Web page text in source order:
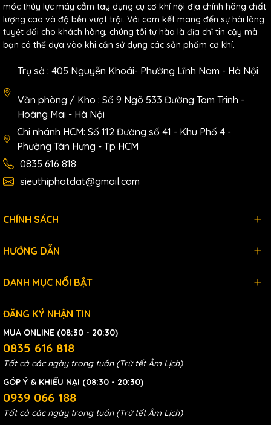
móc thủy lực máy cầm tay dụng cụ cơ khí nội địa chính hãng chất
lượng cao và độ bền vượt trội. Với cam kết mang đến sự hài lòng
tuyệt đối cho khách hàng, chúng tôi tự hào là địa chỉ tin cậy mà
bạn có thể dựa vào khi cần sử dụng các sản phẩm cơ khí.
Trụ sở : 405 Nguyễn Khoái- Phường Lĩnh Nam - Hà Nội
Văn phòng / Kho : Số 9 Ngõ 533 Đường Tam Trinh -
Hoàng Mai - Hà Nội
Chi nhánh HCM: Số 112 Đường số 41 - Khu Phố 4 -
Phường Tân Hưng - Tp HCM
0835 616 818
sieuthiphatdat@gmail.com
CHÍNH SÁCH
HƯỚNG DẪN
DANH MỤC NỔI BẬT
ĐĂNG KÝ NHẬN TIN
MUA ONLINE (08:30 - 20:30)
0835 616 818
Tất cả các ngày trong tuần (Trừ tết Âm Lịch)
GÓP Ý & KHIẾU NẠI (08:30 - 20:30)
0939 066 188
Tất cả các ngày trong tuần (Trừ tết Âm Lịch)